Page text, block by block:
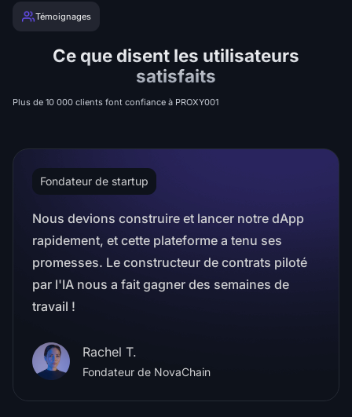
Témoignages
Ce que disent les utilisateurs
satisfaits
Plus de 10 000 clients font confiance à PROXY001
Fondateur de startup
Nous devions construire et lancer notre dApp
rapidement, et cette plateforme a tenu ses
promesses. Le constructeur de contrats piloté
par l'IA nous a fait gagner des semaines de
travail !
Rachel T.
Fondateur de NovaChain